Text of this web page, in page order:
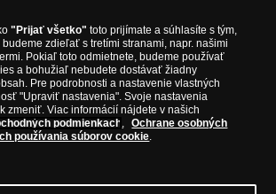
Pokladnica, s. r. o.; Námestie Mateja Korvína 1,
"Prijať všetko" toto prijímate a súhlasíte s tým,
zdieľať s tretími stranami, napr. našimi
Pokiaľ toto odmietnete, budeme používať
a bohužiaľ nebudete dostávať žiadny
Pre podrobnosti a nastavenie vlastných
"Upraviť nastavenia". Svoje nastavenia
zmeniť. Viac informácií nájdete v našich
podmienkach ,
Ochrane osobných
používania súborov cookie.